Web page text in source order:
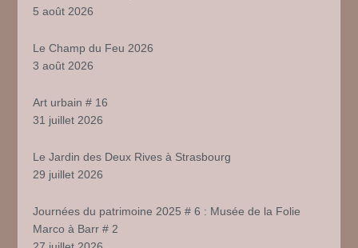
5 août 2026
Le Champ du Feu 2026
3 août 2026
Art urbain # 16
31 juillet 2026
Le Jardin des Deux Rives à Strasbourg
29 juillet 2026
Journées du patrimoine 2025 # 6 : Musée de la Folie
Marco à Barr # 2